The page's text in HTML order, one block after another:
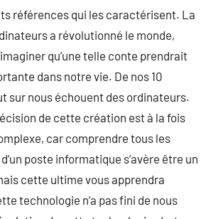
références qui les caractérisent. La
a révolutionné le monde,
qu’une telle conte prendrait
dans notre vie. De nos 10
sur nous échouent des ordinateurs.
de cette création est à la fois
car comprendre tous les
poste informatique s’avère être un
cette ultime vous apprendra
technologie n’a pas fini de nous